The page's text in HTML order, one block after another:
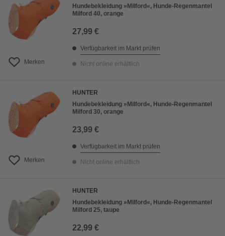
Merken
Hundebekleidung »Milford«, Hunde-Regenmantel
Milford 40, orange
27,99 €
Verfügbarkeit im Markt prüfen
Nicht online erhältlich
Merken
HUNTER
Hundebekleidung »Milford«, Hunde-Regenmantel
Milford 30, orange
23,99 €
Verfügbarkeit im Markt prüfen
Nicht online erhältlich
HUNTER
Hundebekleidung »Milford«, Hunde-Regenmantel
Milford 25, taupe
22,99 €